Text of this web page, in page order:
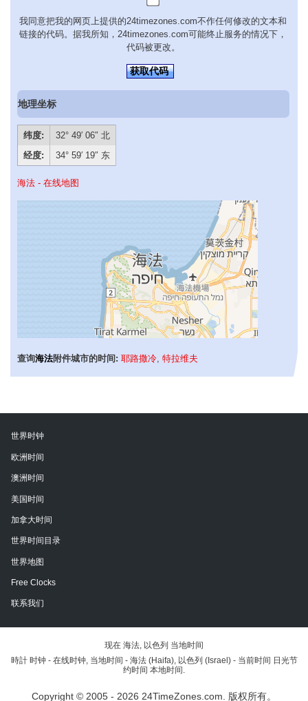
我同意把我的网页上提供的24timezones.com不作任何修改的文本和
链接的代码。据我所知，24timezones.com可能终止服务的情况下，
代码被更改。
获取代码
地理坐标
纬度:
32° 49′ 06″ 北
经度:
34° 59′ 19″ 东
海法 - 在线地图
查询海法附件城市的时间: 耶路撒冷 特拉维夫
世界时钟
欧洲时间
澳洲时间
美国时间
加拿大时间
世界时间目录
世界地图
Free Clocks
联系我们
现在 海法, 以色列 当地时间
時計 时钟 - 在线时钟, 当地时间 - 海法 (Haifa), 以色列 (Israel) - 当前时间 日光节
约时间 本地时间.
Copyright © 2005 - 2026 24TimeZones.com. 版权所有。